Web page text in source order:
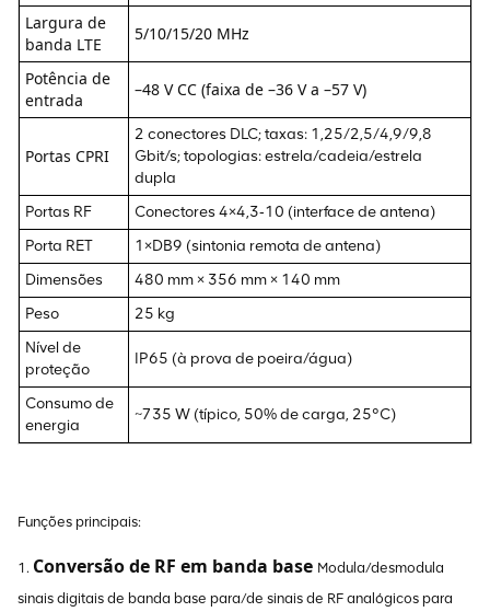
Largura de
banda LTE
5/10/15/20 MHz
Potência de
entrada
–48 V CC (faixa de –36 V a –57 V)
Portas CPRI
2 conectores DLC; taxas: 1,25/2,5/4,9/9,8
Gbit/s; topologias: estrela/cadeia/estrela
dupla
Portas RF
Conectores 4×4,3‑10 (interface de antena)
Porta RET
1×DB9 (sintonia remota de antena)
Dimensões
480 mm × 356 mm × 140 mm
Peso
25 kg
Nível de
proteção
IP65 (à prova de poeira/água)
Consumo de
energia
~735 W (típico, 50% de carga, 25°C)
Funções principais:
1. Conversão de RF em banda base Modula/desmodula
sinais digitais de banda base para/de sinais de RF analógicos para